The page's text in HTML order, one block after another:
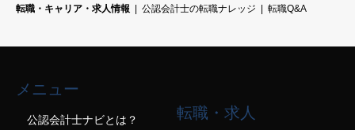
転職・キャリア・求人情報
公認会計士の転職ナレッジ 転職Q&A
メニュー
公認会計士ナビとは？
転職・求人